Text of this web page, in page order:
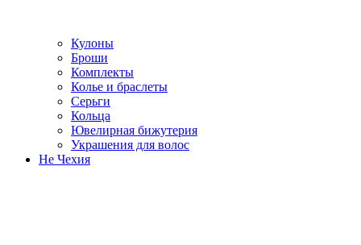
Кулоны
Броши
Комплекты
Колье и браслеты
Серьги
Кольца
Ювелирная бижутерия
Украшения для волос
Не Чехия